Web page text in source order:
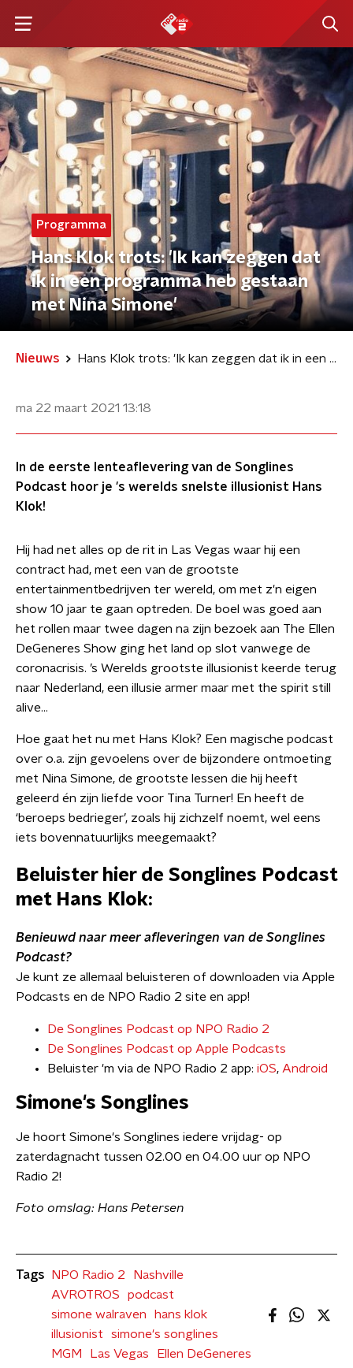
Programma
Hans Klok trots: 'Ik kan zeggen dat
ik in een programma heb gestaan
met Nina Simone'
Nieuws Hans Klok trots: 'Ik kan zeggen dat ik in een programma heb gestaan met Nina Simone'
ma 22 maart 2021 13:18
In de eerste lenteaflevering van de Songlines
Podcast hoor je 's werelds snelste illusionist Hans
Klok!
Hij had net alles op de rit in Las Vegas waar hij een
contract had, met een van de grootste
entertainmentbedrijven ter wereld, om met z'n eigen
show 10 jaar te gaan optreden. De boel was goed aan
het rollen maar twee dagen na zijn bezoek aan The Ellen
DeGeneres Show ging het land op slot vanwege de
coronacrisis. ’s Werelds grootste illusionist keerde terug
naar Nederland, een illusie armer maar met the spirit still
alive...
Hoe gaat het nu met Hans Klok? Een magische podcast
over o.a. zijn gevoelens over de bijzondere ontmoeting
met Nina Simone, de grootste lessen die hij heeft
geleerd én zijn liefde voor Tina Turner! En heeft de
‘beroeps bedrieger’, zoals hij zichzelf noemt, wel eens
iets bovennatuurlijks meegemaakt?
Beluister hier de Songlines Podcast
met Hans Klok:
Benieuwd naar meer afleveringen van de Songlines
Podcast?
​Je kunt ze allemaal beluisteren of downloaden via Apple
Podcasts en de NPO Radio 2 site en app!
De Songlines Podcast op NPO Radio 2
De Songlines Podcast op Apple Podcasts
Beluister 'm via de NPO Radio 2 app: iOS, Android
Simone's Songlines
Je hoort Simone's Songlines iedere vrijdag- op
zaterdagnacht tussen 02.00 en 04.00 uur op NPO
Radio 2!
Foto omslag: Hans Petersen
Tags NPO Radio 2
Nashville
AVROTROS
podcast
simone walraven
hans klok
illusionist
simone's songlines
MGM
Las Vegas
Ellen DeGeneres